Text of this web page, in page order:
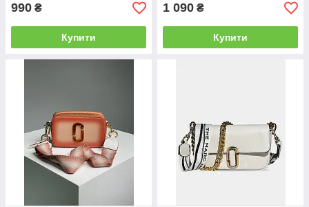
990 ₴
Купити
1 090 ₴
Купити